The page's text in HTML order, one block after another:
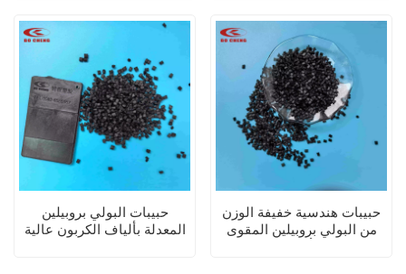
حبيبات البولي بروبيلين
المعدلة بألياف الكربون عالية
حبيبات هندسية خفيفة الوزن
من البولي بروبيلين المقوى